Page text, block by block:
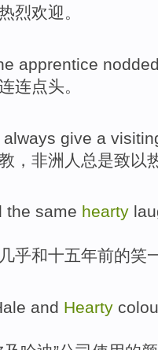
烈欢迎。
apprentice
连点头。
always give a
， 非洲 人 总是致以
the same hearty
几乎和十五年前的笑
and Hearty